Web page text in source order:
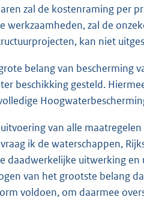
zal de kostenraming per
werkzaamheden, zal de
kan niet
belang van bescherming
beschikking gesteld.
van alle
ik de waterschappen,
daadwerkelijke uitwerking
van het grootste belang
voldoen, om daarmee